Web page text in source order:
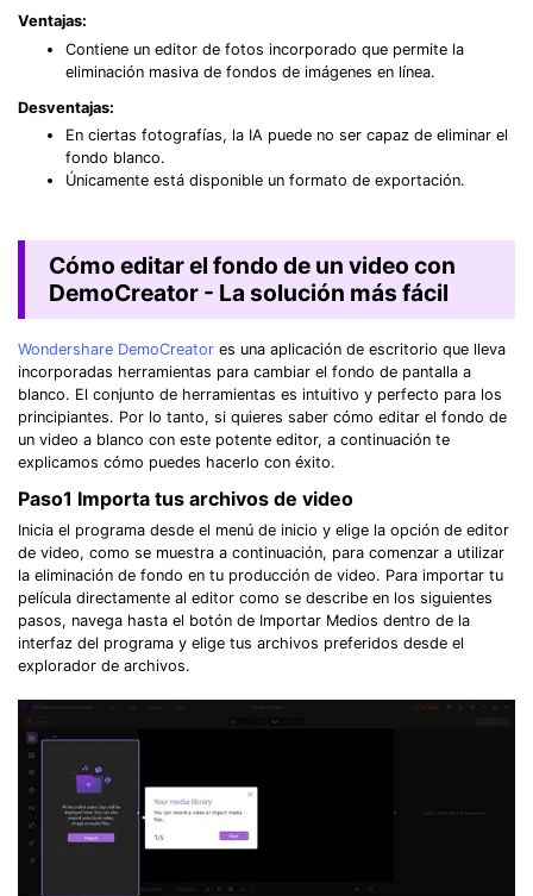
Ventajas:
Contiene un editor de fotos incorporado que permite la
eliminación masiva de fondos de imágenes en línea.
Desventajas:
En ciertas fotografías, la IA puede no ser capaz de eliminar el
fondo blanco.
Únicamente está disponible un formato de exportación.
Cómo editar el fondo de un video con
DemoCreator - La solución más fácil
Wondershare DemoCreator es una aplicación de escritorio que lleva
incorporadas herramientas para cambiar el fondo de pantalla a
blanco. El conjunto de herramientas es intuitivo y perfecto para los
principiantes. Por lo tanto, si quieres saber cómo editar el fondo de
un video a blanco con este potente editor, a continuación te
explicamos cómo puedes hacerlo con éxito.
Paso1 Importa tus archivos de video
Inicia el programa desde el menú de inicio y elige la opción de editor
de video, como se muestra a continuación, para comenzar a utilizar
la eliminación de fondo en tu producción de video. Para importar tu
película directamente al editor como se describe en los siguientes
pasos, navega hasta el botón de Importar Medios dentro de la
interfaz del programa y elige tus archivos preferidos desde el
explorador de archivos.